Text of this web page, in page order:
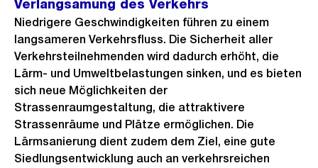
Verlangsamung des Verkehrs
Niedrigere Geschwindigkeiten führen zu einem
langsameren Verkehrsfluss. Die Sicherheit aller
Verkehrsteilnehmenden wird dadurch erhöht, die
Lärm- und Umweltbelastungen sinken, und es bieten
sich neue Möglichkeiten der
Strassenraumgestaltung, die attraktivere
Strassenräume und Plätze ermöglichen. Die
Lärmsanierung dient zudem dem Ziel, eine gute
Siedlungsentwicklung auch an verkehrsreichen